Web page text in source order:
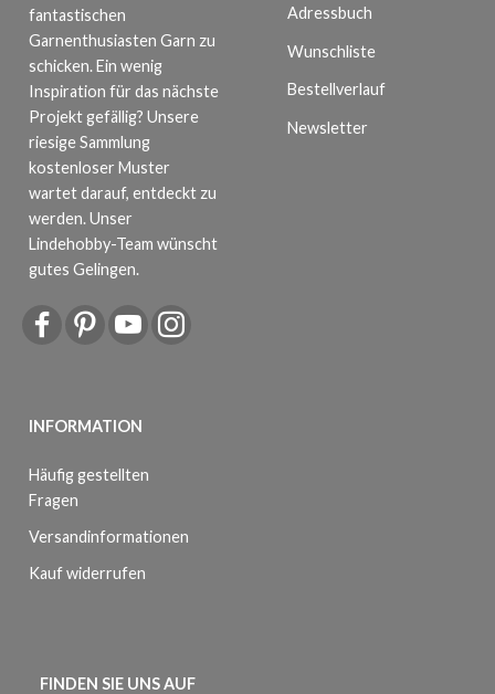
fantastischen
Garnenthusiasten Garn zu
schicken. Ein wenig
Inspiration für das nächste
Projekt gefällig? Unsere
riesige Sammlung
kostenloser Muster
wartet darauf, entdeckt zu
werden. Unser
Lindehobby-Team wünscht
gutes Gelingen.
INFORMATION
Häufig gestellten
Fragen
Versandinformationen
Kauf widerrufen
Adressbuch
Wunschliste
Bestellverlauf
Newsletter
FINDEN SIE UNS AUF